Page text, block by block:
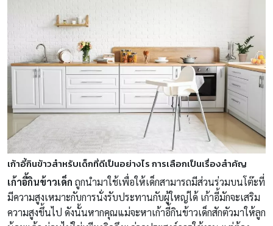
เก้าอี้กินข้าวสำหรับเด็กที่ดีเป็นอย่างไร การเลือกเป็นเรื่องสำคัญ
เก้าอี้กินข้าวเด็ก ถูกนำมาใช้เพื่อให้เด็กสามารถมีส่วนร่วมบนโต๊ะที่
มีความสูงเหมาะกับการนั่งรับประทานกับผู้ใหญ่ได้ เก้าอี้มักจะเสริม
ความสูงขึ้นไป ดังนั้นหากคุณแม่จะหาเก้าอี้กินข้าวเด็กสักตัวมาให้ลูก